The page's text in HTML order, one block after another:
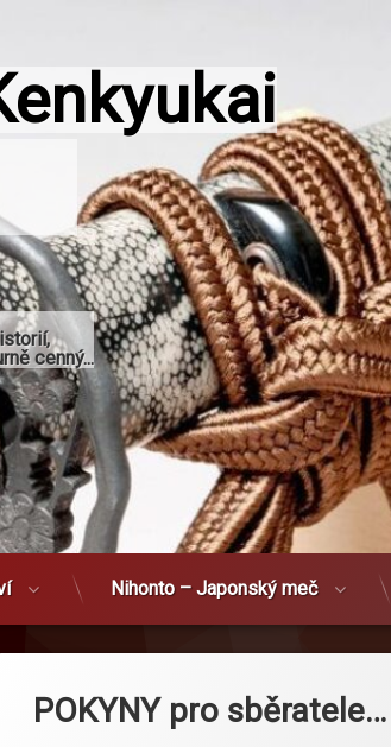
cenný...
Nihonto – Japonský meč
POKYNY pro sběratele…